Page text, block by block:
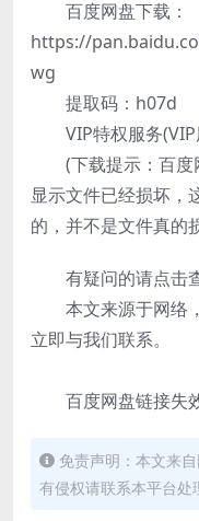
百度网盘下载：
https://
wg
提取码：h07d
VIP特权服务(VIP
(下载提示：百
显示文件已经损坏，
的，并不是文件真的
有疑问的请点击查
本文来源于网络，
立即与我们联系。
百度网盘链接失
免责声明：本文来
有侵权请联系本平台处